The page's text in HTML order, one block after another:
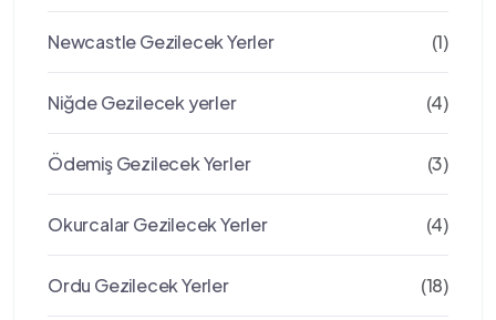
Newcastle Gezilecek Yerler (1)
Niğde Gezilecek yerler (4)
Ödemiş Gezilecek Yerler (3)
Okurcalar Gezilecek Yerler (4)
Ordu Gezilecek Yerler (18)